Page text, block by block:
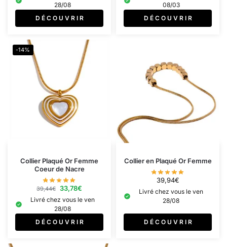
28/08
D É C O U V R I R
08/03
D É C O U V R I R
-14%
Collier Plaqué Or Femme
Coeur de Nacre
39,44€ 33,78€
Livré chez vous le ven
28/08
D É C O U V R I R
Collier en Plaqué Or Femme
39,94€
Livré chez vous le ven
28/08
D É C O U V R I R